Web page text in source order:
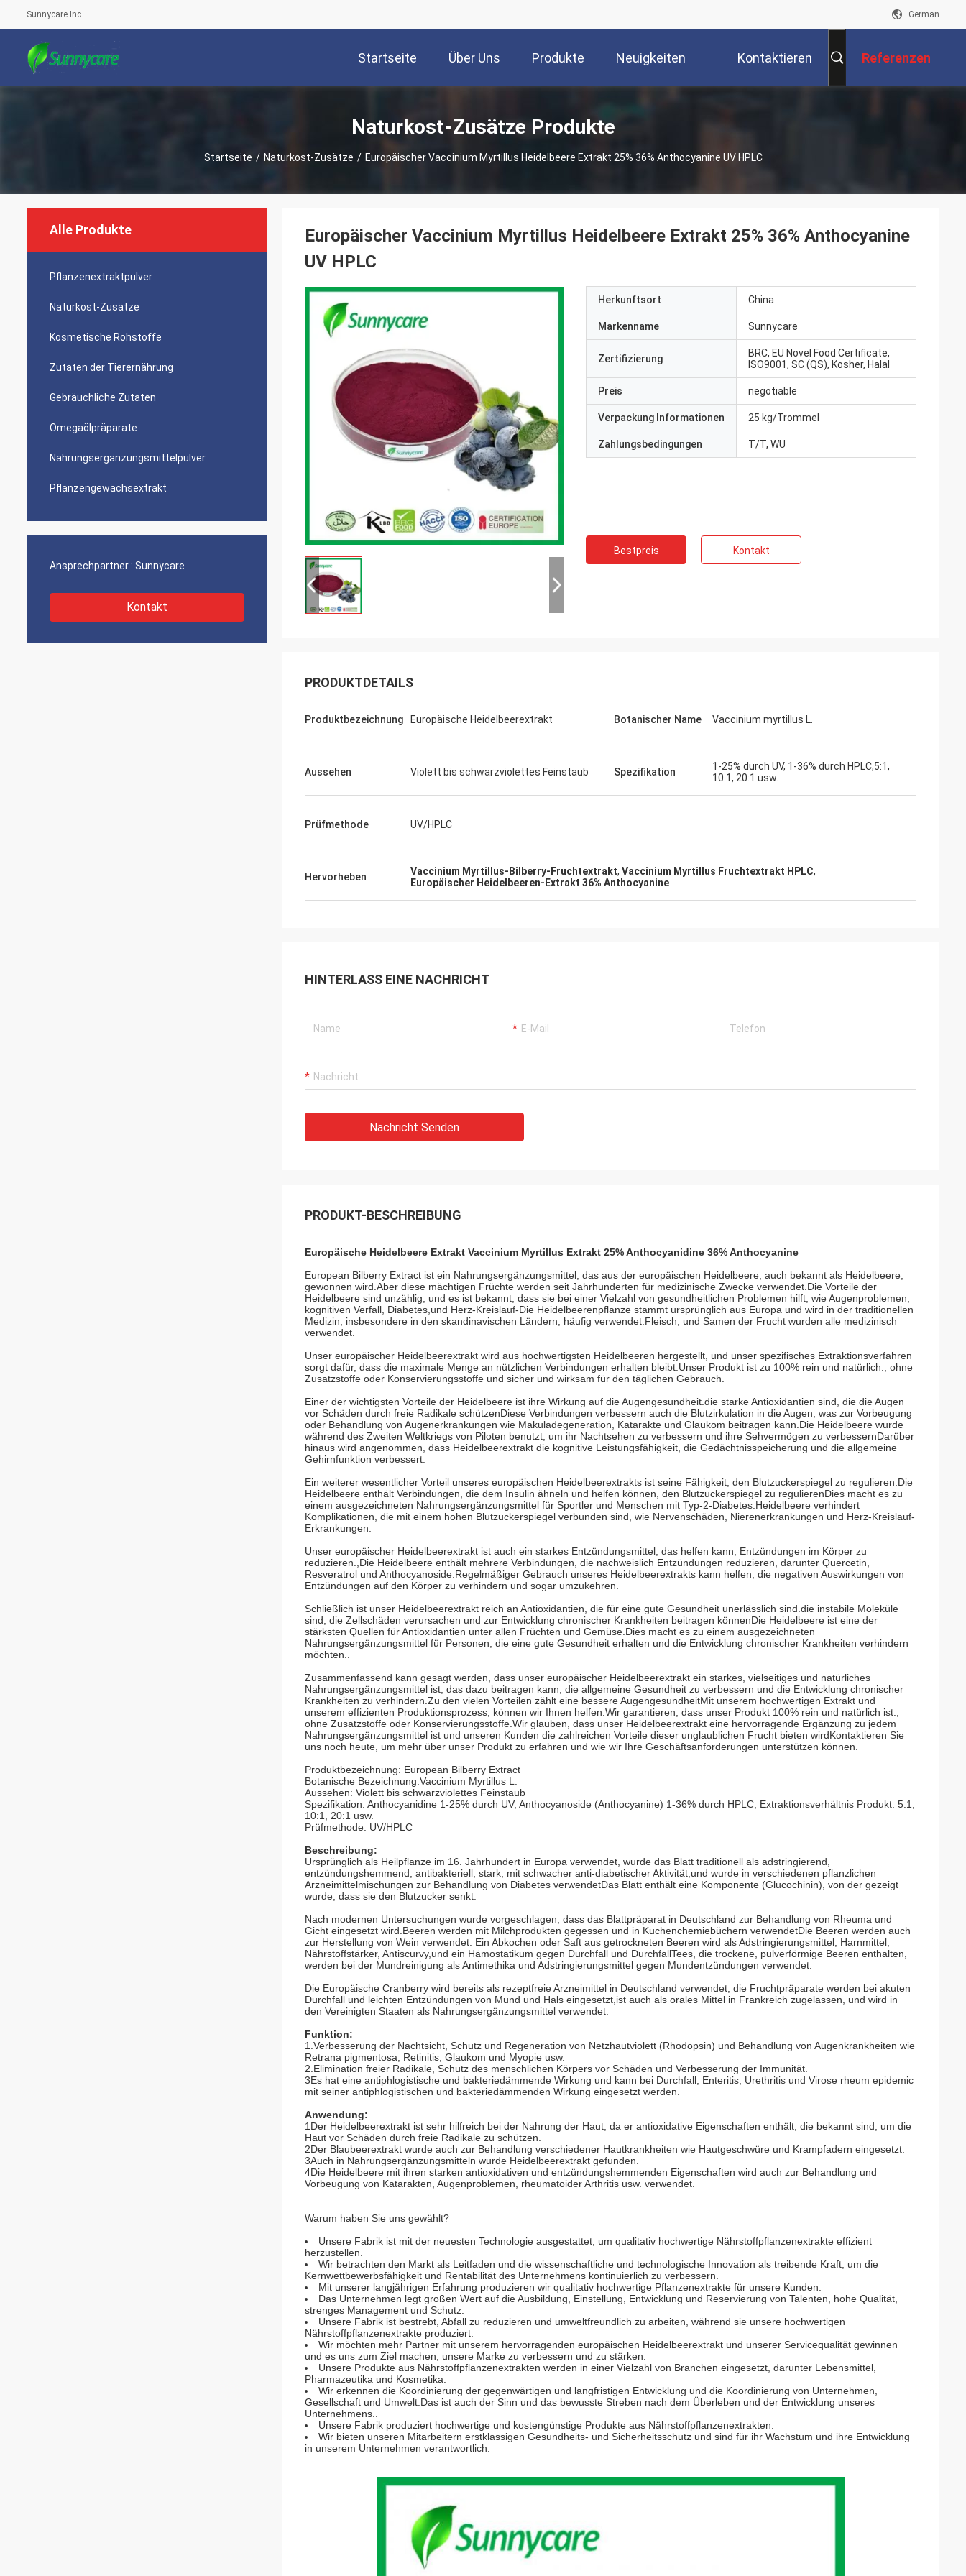
Sunnycare Inc German
Startseite Über Uns Produkte Neuigkeiten Kontaktieren Referenzen
Naturkost-Zusätze Produkte
Startseite / Naturkost-Zusätze / Europäischer Vaccinium Myrtillus Heidelbeere Extrakt 25% 36% Anthocyanine UV HPLC
Alle Produkte
Pflanzenextraktpulver
Naturkost-Zusätze
Kosmetische Rohstoffe
Zutaten der Tierernährung
Gebräuchliche Zutaten
Omegaölpräparate
Nahrungsergänzungsmittelpulver
Pflanzengewächsextrakt
Ansprechpartner : Sunnycare
Kontakt
Europäischer Vaccinium Myrtillus Heidelbeere Extrakt 25% 36% Anthocyanine
UV HPLC
Herkunftsort China
Markenname Sunnycare
Zertifizierung
BRC, EU Novel Food Certificate,
ISO9001, SC (QS), Kosher, Halal
Preis negotiable
Verpackung Informationen 25 kg/Trommel
Zahlungsbedingungen T/T, WU
Bestpreis Kontakt
PRODUKTDETAILS
Produktbezeichnung Europäische Heidelbeerextrakt Botanischer Name Vaccinium myrtillus L.
Aussehen Violett bis schwarzviolettes Feinstaub Spezifikation
1-25% durch UV, 1-36% durch HPLC,5:1,
10:1, 20:1 usw.
Prüfmethode UV/HPLC
Hervorheben Vaccinium Myrtillus-Bilberry-Fruchtextrakt, Vaccinium Myrtillus Fruchtextrakt HPLC,
Europäischer Heidelbeeren-Extrakt 36% Anthocyanine
HINTERLASS EINE NACHRICHT
Nachricht Senden
PRODUKT-BESCHREIBUNG
Europäische Heidelbeere Extrakt Vaccinium Myrtillus Extrakt 25% Anthocyanidine 36% Anthocyanine
European Bilberry Extract ist ein Nahrungsergänzungsmittel, das aus der europäischen Heidelbeere, auch bekannt als Heidelbeere,
gewonnen wird.Aber diese mächtigen Früchte werden seit Jahrhunderten für medizinische Zwecke verwendet.Die Vorteile der
Heidelbeere sind unzählig, und es ist bekannt, dass sie bei einer Vielzahl von gesundheitlichen Problemen hilft, wie Augenproblemen,
kognitiven Verfall, Diabetes,und Herz-Kreislauf-Die Heidelbeerenpflanze stammt ursprünglich aus Europa und wird in der traditionellen
Medizin, insbesondere in den skandinavischen Ländern, häufig verwendet.Fleisch, und Samen der Frucht wurden alle medizinisch
verwendet.
Unser europäischer Heidelbeerextrakt wird aus hochwertigsten Heidelbeeren hergestellt, und unser spezifisches Extraktionsverfahren
sorgt dafür, dass die maximale Menge an nützlichen Verbindungen erhalten bleibt.Unser Produkt ist zu 100% rein und natürlich., ohne
Zusatzstoffe oder Konservierungsstoffe und sicher und wirksam für den täglichen Gebrauch.
Einer der wichtigsten Vorteile der Heidelbeere ist ihre Wirkung auf die Augengesundheit.die starke Antioxidantien sind, die die Augen
vor Schäden durch freie Radikale schützenDiese Verbindungen verbessern auch die Blutzirkulation in die Augen, was zur Vorbeugung
oder Behandlung von Augenerkrankungen wie Makuladegeneration, Katarakte und Glaukom beitragen kann.Die Heidelbeere wurde
während des Zweiten Weltkriegs von Piloten benutzt, um ihr Nachtsehen zu verbessern und ihre Sehvermögen zu verbessernDarüber
hinaus wird angenommen, dass Heidelbeerextrakt die kognitive Leistungsfähigkeit, die Gedächtnisspeicherung und die allgemeine
Gehirnfunktion verbessert.
Ein weiterer wesentlicher Vorteil unseres europäischen Heidelbeerextrakts ist seine Fähigkeit, den Blutzuckerspiegel zu regulieren.Die
Heidelbeere enthält Verbindungen, die dem Insulin ähneln und helfen können, den Blutzuckerspiegel zu regulierenDies macht es zu
einem ausgezeichneten Nahrungsergänzungsmittel für Sportler und Menschen mit Typ-2-Diabetes.Heidelbeere verhindert
Komplikationen, die mit einem hohen Blutzuckerspiegel verbunden sind, wie Nervenschäden, Nierenerkrankungen und Herz-Kreislauf-
Erkrankungen.
Unser europäischer Heidelbeerextrakt ist auch ein starkes Entzündungsmittel, das helfen kann, Entzündungen im Körper zu
reduzieren.,Die Heidelbeere enthält mehrere Verbindungen, die nachweislich Entzündungen reduzieren, darunter Quercetin,
Resveratrol und Anthocyanoside.Regelmäßiger Gebrauch unseres Heidelbeerextrakts kann helfen, die negativen Auswirkungen von
Entzündungen auf den Körper zu verhindern und sogar umzukehren.
Schließlich ist unser Heidelbeerextrakt reich an Antioxidantien, die für eine gute Gesundheit unerlässlich sind.die instabile Moleküle
sind, die Zellschäden verursachen und zur Entwicklung chronischer Krankheiten beitragen könnenDie Heidelbeere ist eine der
stärksten Quellen für Antioxidantien unter allen Früchten und Gemüse.Dies macht es zu einem ausgezeichneten
Nahrungsergänzungsmittel für Personen, die eine gute Gesundheit erhalten und die Entwicklung chronischer Krankheiten verhindern
möchten..
Zusammenfassend kann gesagt werden, dass unser europäischer Heidelbeerextrakt ein starkes, vielseitiges und natürliches
Nahrungsergänzungsmittel ist, das dazu beitragen kann, die allgemeine Gesundheit zu verbessern und die Entwicklung chronischer
Krankheiten zu verhindern.Zu den vielen Vorteilen zählt eine bessere AugengesundheitMit unserem hochwertigen Extrakt und
unserem effizienten Produktionsprozess, können wir Ihnen helfen.Wir garantieren, dass unser Produkt 100% rein und natürlich ist.,
ohne Zusatzstoffe oder Konservierungsstoffe.Wir glauben, dass unser Heidelbeerextrakt eine hervorragende Ergänzung zu jedem
Nahrungsergänzungsmittel ist und unseren Kunden die zahlreichen Vorteile dieser unglaublichen Frucht bieten wirdKontaktieren Sie
uns noch heute, um mehr über unser Produkt zu erfahren und wie wir Ihre Geschäftsanforderungen unterstützen können.
Produktbezeichnung: European Bilberry Extract
Botanische Bezeichnung:Vaccinium Myrtillus L.
Aussehen: Violett bis schwarzviolettes Feinstaub
Spezifikation: Anthocyanidine 1-25% durch UV, Anthocyanoside (Anthocyanine) 1-36% durch HPLC, Extraktionsverhältnis Produkt: 5:1,
10:1, 20:1 usw.
Prüfmethode: UV/HPLC
Beschreibung:
Ursprünglich als Heilpflanze im 16. Jahrhundert in Europa verwendet, wurde das Blatt traditionell als adstringierend,
entzündungshemmend, antibakteriell, stark, mit schwacher anti-diabetischer Aktivität,und wurde in verschiedenen pflanzlichen
Arzneimittelmischungen zur Behandlung von Diabetes verwendetDas Blatt enthält eine Komponente (Glucochinin), von der gezeigt
wurde, dass sie den Blutzucker senkt.
Nach modernen Untersuchungen wurde vorgeschlagen, dass das Blattpräparat in Deutschland zur Behandlung von Rheuma und
Gicht eingesetzt wird.Beeren werden mit Milchprodukten gegessen und in Kuchenchemiebüchern verwendetDie Beeren werden auch
zur Herstellung von Wein verwendet. Ein Abkochen oder Saft aus getrockneten Beeren wird als Adstringierungsmittel, Harnmittel,
Nährstoffstärker, Antiscurvy,und ein Hämostatikum gegen Durchfall und DurchfallTees, die trockene, pulverförmige Beeren enthalten,
werden bei der Mundreinigung als Antimethika und Adstringierungsmittel gegen Mundentzündungen verwendet.
Die Europäische Cranberry wird bereits als rezeptfreie Arzneimittel in Deutschland verwendet, die Fruchtpräparate werden bei akuten
Durchfall und leichten Entzündungen von Mund und Hals eingesetzt,ist auch als orales Mittel in Frankreich zugelassen, und wird in
den Vereinigten Staaten als Nahrungsergänzungsmittel verwendet.
Funktion:
1.Verbesserung der Nachtsicht, Schutz und Regeneration von Netzhautviolett (Rhodopsin) und Behandlung von Augenkrankheiten wie
Retrana pigmentosa, Retinitis, Glaukom und Myopie usw.
2.Elimination freier Radikale, Schutz des menschlichen Körpers vor Schäden und Verbesserung der Immunität.
3Es hat eine antiphlogistische und bakteriedämmende Wirkung und kann bei Durchfall, Enteritis, Urethritis und Virose rheum epidemic
mit seiner antiphlogistischen und bakteriedämmenden Wirkung eingesetzt werden.
Anwendung:
1Der Heidelbeerextrakt ist sehr hilfreich bei der Nahrung der Haut, da er antioxidative Eigenschaften enthält, die bekannt sind, um die
Haut vor Schäden durch freie Radikale zu schützen.
2Der Blaubeerextrakt wurde auch zur Behandlung verschiedener Hautkrankheiten wie Hautgeschwüre und Krampfadern eingesetzt.
3Auch in Nahrungsergänzungsmitteln wurde Heidelbeerextrakt gefunden.
4Die Heidelbeere mit ihren starken antioxidativen und entzündungshemmenden Eigenschaften wird auch zur Behandlung und
Vorbeugung von Katarakten, Augenproblemen, rheumatoider Arthritis usw. verwendet.
Warum haben Sie uns gewählt?
Unsere Fabrik ist mit der neuesten Technologie ausgestattet, um qualitativ hochwertige Nährstoffpflanzenextrakte effizient
herzustellen.
Wir betrachten den Markt als Leitfaden und die wissenschaftliche und technologische Innovation als treibende Kraft, um die
Kernwettbewerbsfähigkeit und Rentabilität des Unternehmens kontinuierlich zu verbessern.
Mit unserer langjährigen Erfahrung produzieren wir qualitativ hochwertige Pflanzenextrakte für unsere Kunden.
Das Unternehmen legt großen Wert auf die Ausbildung, Einstellung, Entwicklung und Reservierung von Talenten, hohe Qualität,
strenges Management und Schutz.
Unsere Fabrik ist bestrebt, Abfall zu reduzieren und umweltfreundlich zu arbeiten, während sie unsere hochwertigen
Nährstoffpflanzenextrakte produziert.
Wir möchten mehr Partner mit unserem hervorragenden europäischen Heidelbeerextrakt und unserer Servicequalität gewinnen
und es uns zum Ziel machen, unsere Marke zu verbessern und zu stärken.
Unsere Produkte aus Nährstoffpflanzenextrakten werden in einer Vielzahl von Branchen eingesetzt, darunter Lebensmittel,
Pharmazeutika und Kosmetika.
Wir erkennen die Koordinierung der gegenwärtigen und langfristigen Entwicklung und die Koordinierung von Unternehmen,
Gesellschaft und Umwelt.Das ist auch der Sinn und das bewusste Streben nach dem Überleben und der Entwicklung unseres
Unternehmens..
Unsere Fabrik produziert hochwertige und kostengünstige Produkte aus Nährstoffpflanzenextrakten.
Wir bieten unseren Mitarbeitern erstklassigen Gesundheits- und Sicherheitsschutz und sind für ihr Wachstum und ihre Entwicklung
in unserem Unternehmen verantwortlich.